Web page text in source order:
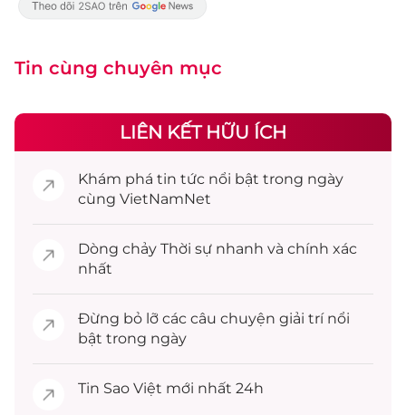
Tin cùng chuyên mục
LIÊN KẾT HỮU ÍCH
Khám phá tin tức nổi bật trong ngày
cùng VietNamNet
Dòng chảy Thời sự nhanh và chính xác
nhất
Đừng bỏ lỡ các câu chuyện giải trínổi
bật trong ngày
Tin Sao Việt mới nhất 24h